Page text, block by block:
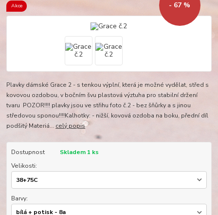
Akce - 67 %
Plavky dámské Grace 2 - s tenkou výplní, která je možné vydělat, střed s
kovovou ozdobou, v bočním švu plastová výztuha pro stabilní držení
tvaru POZOR!!!! plavky jsou ve střihu foto č.2 - bez šňůrky a s jinou
středovou sponou!!!!Kalhotky: - nižší, kovová ozdoba na boku, přední díl
podšitý Materiá... celý popis
Dostupnost
Skladem 1 ks
Velikosti:
Barvy: